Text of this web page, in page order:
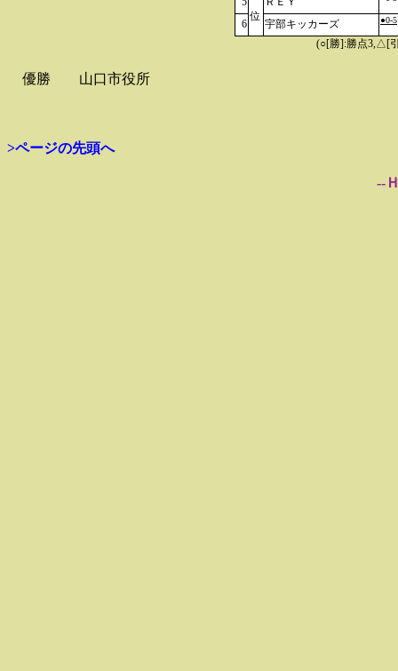
位
6 宇部キッカーズ ●0-5
(○[勝]:勝点3,△[
優勝 山口市役所
>ページの先頭へ
--